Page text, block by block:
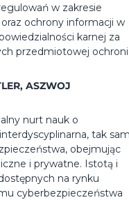
w zakresie
ochrony informacji w
karnej za
przedmiotowej
ASZWOJ
nurt nauk o
tak
obejmując
i prywatne. Istotą i
na rynku
cyberbezpieczeństwa